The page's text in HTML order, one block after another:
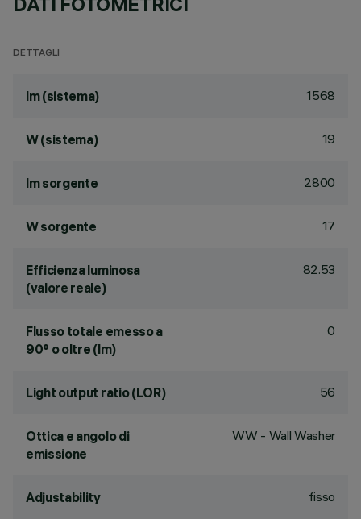
DETTAGLI
lm (sistema) 1568
W (sistema) 19
lm sorgente 2800
W sorgente 17
Efficienza luminosa
(valore reale)
82.53
Flusso totale emesso a
90° o oltre (lm)
0
Light output ratio (LOR) 56
Ottica e angolo di
emissione
WW - Wall Washer
Adjustability fisso